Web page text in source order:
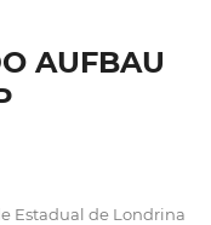
AUFBAU
Estadual de Londrina